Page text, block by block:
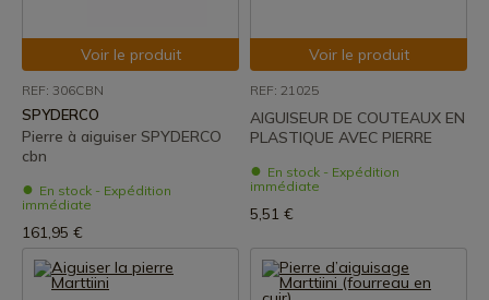
Voir le produit
REF: 306CBN
SPYDERCO
Pierre à aiguiser SPYDERCO
cbn
En stock - Expédition
immédiate
161,95 €
Voir le produit
REF: 21025
AIGUISEUR DE COUTEAUX EN
PLASTIQUE AVEC PIERRE
En stock - Expédition
immédiate
5,51 €